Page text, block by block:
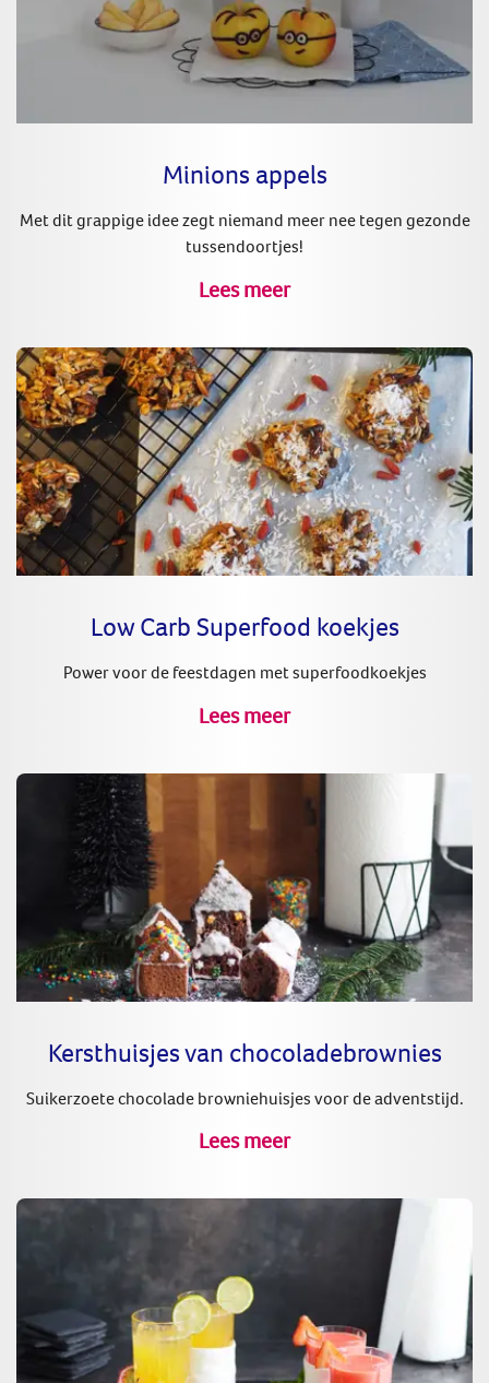
Minions appels
Met dit grappige idee zegt niemand meer nee tegen gezonde
tussendoortjes!
Lees meer
Low Carb Superfood koekjes
Power voor de feestdagen met superfoodkoekjes
Lees meer
Kersthuisjes van chocoladebrownies
Suikerzoete chocolade browniehuisjes voor de adventstijd.
Lees meer